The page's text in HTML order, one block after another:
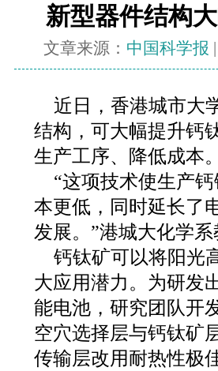
新型器件结构
文章来源： 中国科学报
近日，香港城市大
结构，可大幅提升钙
生产工序、降低成本
“这项技术使生产
本更低，同时延长了
发展。”港城大化学系
钙钛矿可以将阳光
大应用潜力。为研发
能电池，研究团队开
空穴选择层与钙钛矿
传输层改用耐热性极